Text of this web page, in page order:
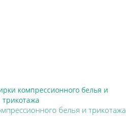
белья и трикотажа